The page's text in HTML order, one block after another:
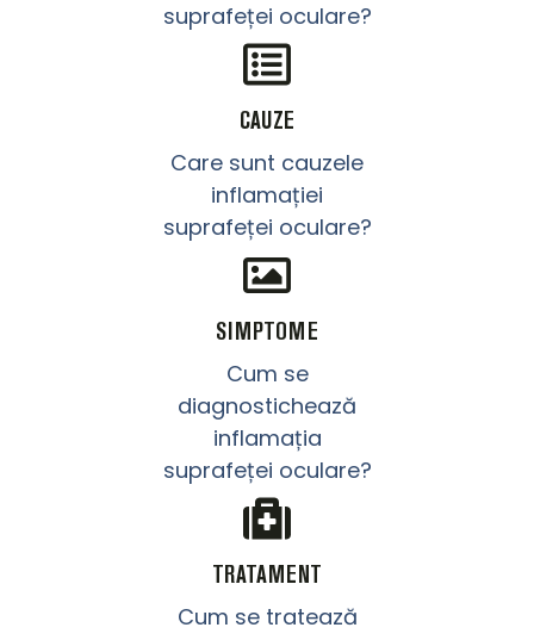
suprafeței oculare?
CAUZE
Care sunt cauzele
inflamației
suprafeței oculare?
SIMPTOME
Cum se
diagnostichează
inflamația
suprafeței oculare?
TRATAMENT
Cum se tratează